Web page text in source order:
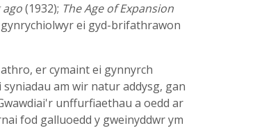
ago(1932); The Age of Expansion
gynrychiolwyr ei gyd-brifathrawon
er cymaint ei gynnyrch
am wir natur addysg, gan
unffurfiaethau a oedd ar
fod galluoedd y gweinyddwr ym